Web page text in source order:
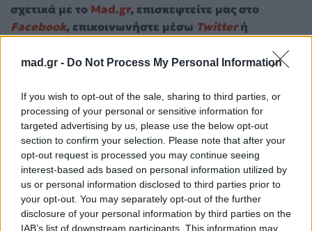
mad.gr - Do Not Process My Personal Information
If you wish to opt-out of the sale, sharing to third parties, or
processing of your personal or sensitive information for
targeted advertising by us, please use the below opt-out
section to confirm your selection. Please note that after your
opt-out request is processed you may continue seeing
interest-based ads based on personal information utilized by
us or personal information disclosed to third parties prior to
your opt-out. You may separately opt-out of the further
disclosure of your personal information by third parties on the
IAB’s list of downstream participants. This information may
σχετικά με το Mad.gr, επισκεφτείτε μας στο
Facebook, επικοινωνήστε μέσω Twitterή
Ακολουθήστε το
Mad.gr στο Google
News
Ακολουθήστε το
Mad.gr στο MSN